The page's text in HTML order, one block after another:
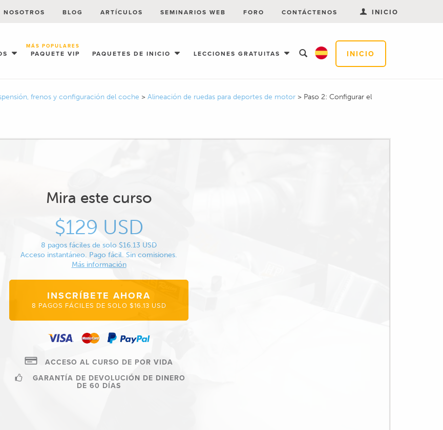
INICIO
PAQUETE VIP
MÁS POPULARES
PAQUETES DE INICIO LECCIONES GRATUITAS
NOSOTROS BLOG ARTÍCULOS SEMINARIOS WEB FORO CONTÁCTENOS INICIO
frenos y configuración del coche > Alineación de ruedas para deportes de motor > Paso 2: Configurar el
Mira este curso
$129 USD
8 pagos fáciles de solo $16.13 USD
Acceso instantáneo. Pago fácil. Sin comisiones.
Más información
INSCRÍBETE AHORA
8 PAGOS FÁCILES DE SOLO $16.13 USD
ACCESO AL CURSO DE POR VIDA
GARANTÍA DE DEVOLUCIÓN DE DINERO
DE 60 DÍAS